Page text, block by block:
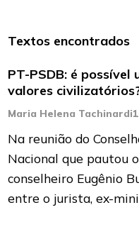
Textos encontrados
PT-PSDB: é
valores
Maria Helena Tachinardi
Na reunião do
Nacional que pautou
conselheiro Eugênio
entre o jurista, ex-